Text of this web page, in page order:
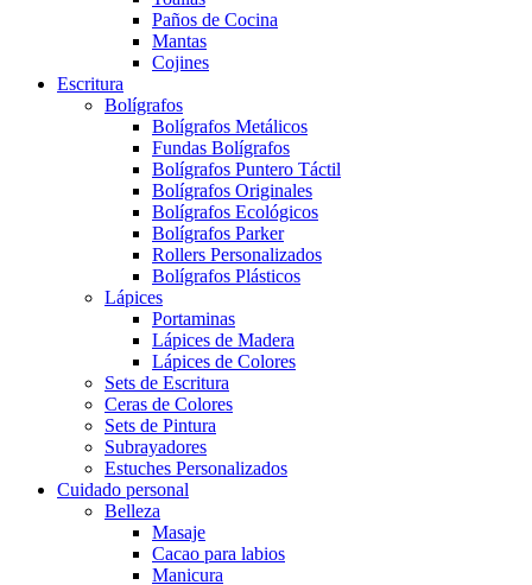
Paños de Cocina
Mantas
Cojines
Escritura
Bolígrafos
Bolígrafos Metálicos
Fundas Bolígrafos
Bolígrafos Puntero Táctil
Bolígrafos Originales
Bolígrafos Ecológicos
Bolígrafos Parker
Rollers Personalizados
Bolígrafos Plásticos
Lápices
Portaminas
Lápices de Madera
Lápices de Colores
Sets de Escritura
Ceras de Colores
Sets de Pintura
Subrayadores
Estuches Personalizados
Cuidado personal
Belleza
Masaje
Cacao para labios
Manicura